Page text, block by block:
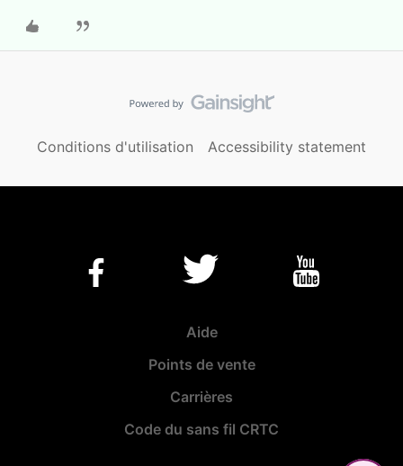
Conditions d'utilisation Accessibility statement
Aide
Points de vente
Carrières
Code du sans fil CRTC